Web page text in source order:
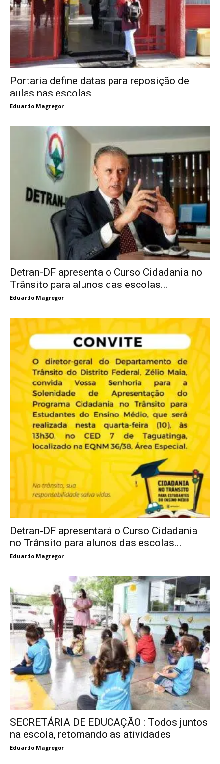
Portaria define datas para reposição de
aulas nas escolas
Eduardo Magregor
Detran-DF apresenta o Curso Cidadania no
Trânsito para alunos das escolas...
Eduardo Magregor
Detran-DF apresentará o Curso Cidadania
no Trânsito para alunos das escolas...
Eduardo Magregor
SECRETÁRIA DE EDUCAÇÃO : Todos juntos
na escola, retomando as atividades
Eduardo Magregor